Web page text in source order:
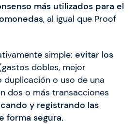
más utilizados para el
, al igual que Proof
simple: evitar los
dobles, mejor
o uso de una
dos o más transacciones
y registrando las
forma segura.